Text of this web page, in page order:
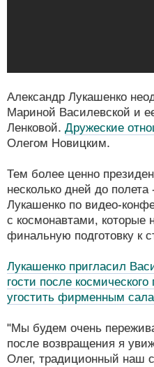
Александр Лукашенко
Мариной Василевской и
Ленковой. Дружеские
Олегом Новицким.
Тем более ценно
несколько дней до
Лукашенко по видео-
с космонавтами, которые
финальную подготовку к
Лукашенко пригласил
гости после
угостить фирменным
"Мы будем очень
после возвращения я
Олег, традиционный наш